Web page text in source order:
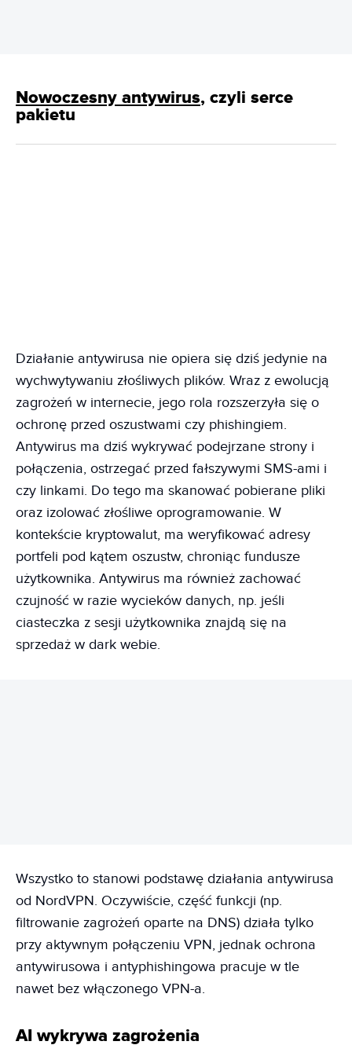
Nowoczesny antywirus, czyli serce
pakietu
Działanie antywirusa nie opiera się dziś jedynie na
wychwytywaniu złośliwych plików. Wraz z ewolucją
zagrożeń w internecie, jego rola rozszerzyła się o
ochronę przed oszustwami czy phishingiem.
Antywirus ma dziś wykrywać podejrzane strony i
połączenia, ostrzegać przed fałszywymi SMS-ami i
czy linkami. Do tego ma skanować pobierane pliki
oraz izolować złośliwe oprogramowanie. W
kontekście kryptowalut, ma weryfikować adresy
portfeli pod kątem oszustw, chroniąc fundusze
użytkownika. Antywirus ma również zachować
czujność w razie wycieków danych, np. jeśli
ciasteczka z sesji użytkownika znajdą się na
sprzedaż w dark webie.
Wszystko to stanowi podstawę działania antywirusa
od NordVPN. Oczywiście, część funkcji (np.
filtrowanie zagrożeń oparte na DNS) działa tylko
przy aktywnym połączeniu VPN, jednak ochrona
antywirusowa i antyphishingowa pracuje w tle
nawet bez włączonego VPN-a.
AI wykrywa zagrożenia